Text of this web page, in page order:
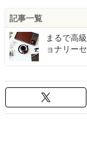
記事一覧
まるで高
ョナリー